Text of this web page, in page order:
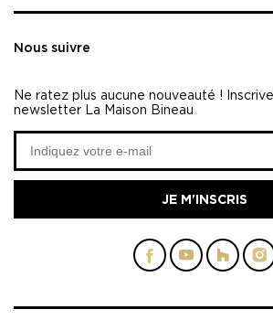
Nous suivre
Ne ratez plus aucune nouveauté !
newsletter La Maison Bineau
JE M'INSCRIS